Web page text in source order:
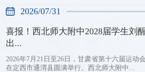
2026/07/31
喜报！西北师大附中2028届学生刘
出...
2026年7月21日至26日，甘肃省第十六届运动
在定西市通渭县圆满举行。西北师大附中...